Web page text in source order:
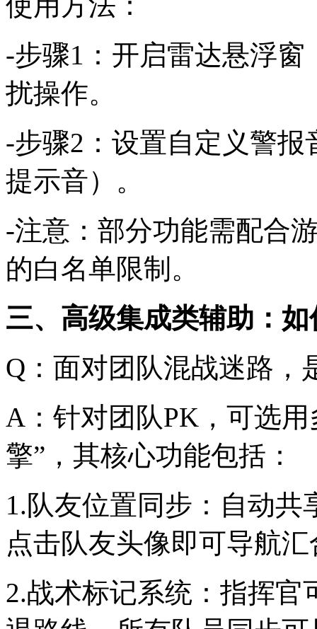
-步骤1：开启雷达悬浮
扰操作。
-步骤2：设置自定义警
提示音）。
-注意：部分功能需配合
的白名单限制。
三、高级集成类辅助：
Q：面对团队混战迷路，
A：针对团队PK，可选
擎”，其核心功能包括：
1.队友位置同步：自动
点击队友头像即可导航汇
2.战术标记系统：指挥